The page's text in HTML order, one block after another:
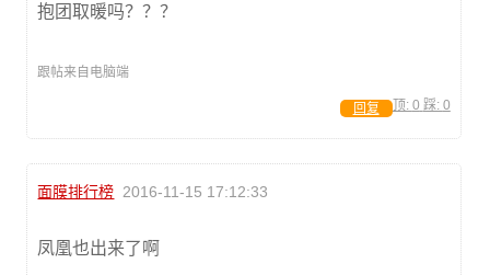
抱团取暖吗？？？
跟帖来自电脑端
顶: 0 踩: 0
回复
面膜排行榜 2016-11-15 17:12:33
凤凰也出来了啊